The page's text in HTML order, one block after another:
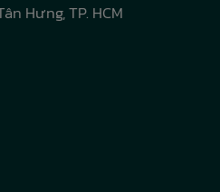
Hưng, TP. HCM